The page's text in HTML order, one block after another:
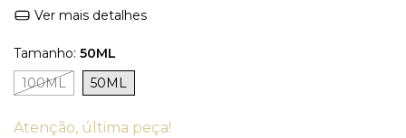
Ver mais detalhes
Tamanho: 50ML
100ML
50ML
Atenção, última peça!